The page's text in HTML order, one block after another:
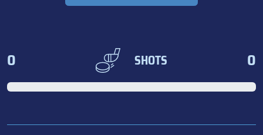
0 SHOTS 0